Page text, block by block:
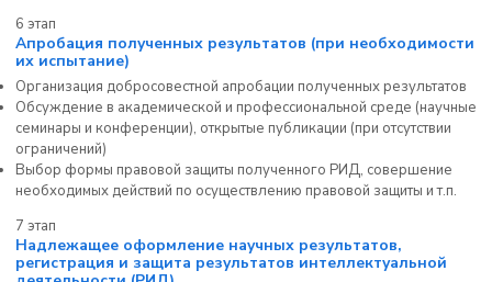
6 этап
Апробация полученных результатов (при необходимости
их испытание)
Организация добросовестной апробации полученных результатов
Обсуждение в академической и профессиональной среде (научные
семинары и конференции), открытые публикации (при отсутствии
ограничений)
Выбор формы правовой защиты полученного РИД, совершение
необходимых действий по осуществлению правовой защиты и т.п.
7 этап
Надлежащее оформление научных результатов,
регистрация и защита результатов интеллектуальной